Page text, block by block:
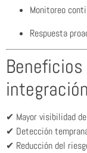
Monitoreo
Respuesta
integración
✔ Mayor visibilidad
✔ Detección
✔ Reducción del